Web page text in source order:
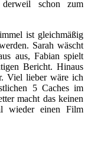
schon zum
ist gleichmäßig
Sarah wäscht
aus, Fabian spielt
Bericht. Hinaus
Viel lieber wäre ich
5 Caches im
macht das keinen
wieder einen Film